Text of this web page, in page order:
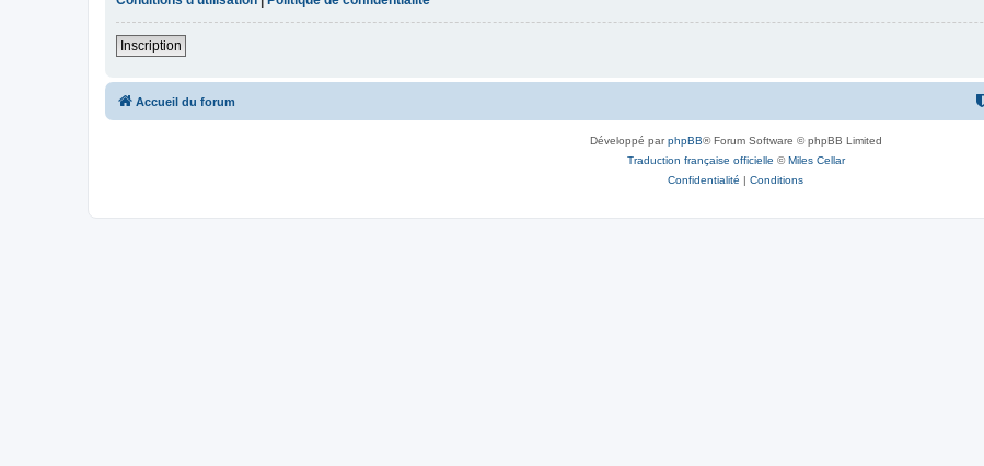
Inscription
Accueil du forum
Développé parphpBB® Forum Software © phpBB Limited
Traduction française officielle ©Miles Cellar
Confidentialité | Conditions